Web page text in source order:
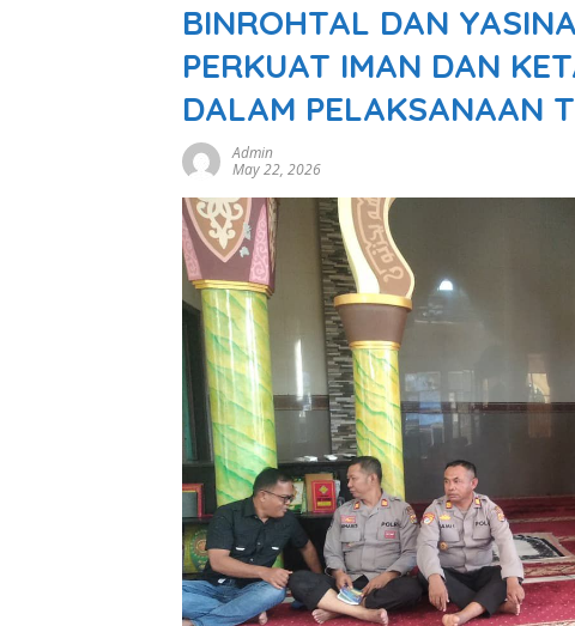
BINROHTAL DAN
PERKUAT IMAN DAN
DALAM PELAKSANAAN
Admin
May 22, 2026